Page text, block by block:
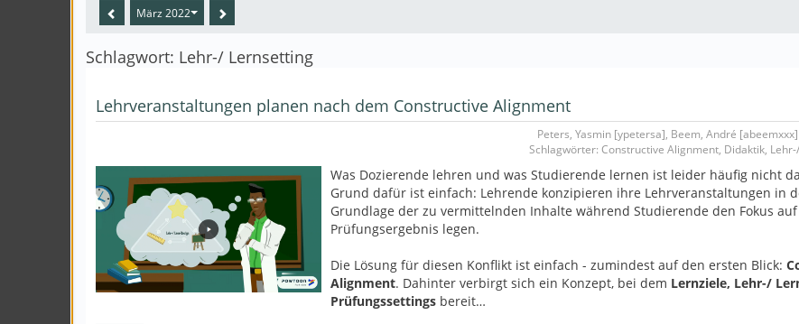
März 2022
Schlagwort: Lehr-/ Lernsetting
Lehrveranstaltungen planen nach dem Constructive Alignment
Peters, Yasmin [ypetersa], Beem, André
Schlagwörter: Constructive Alignment, Didaktik,
Was Dozierende lehren und was Studierende lernen ist leider häufig nicht
Grund dafür ist einfach: Lehrende konzipieren ihre Lehrveranstaltungen in
Grundlage der zu vermittelnden Inhalte während Studierende den Fokus auf
Prüfungsergebnis legen.
Die Lösung für diesen Konflikt ist einfach - zumindest auf den ersten Blick:
Alignment. Dahinter verbirgt sich ein Konzept, bei dem Lernziele, Lehr-/
Prüfungssettings bereit…